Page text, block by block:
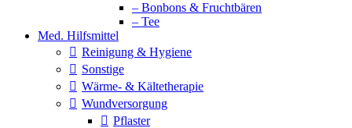
– Bonbons & Fruchtbären
– Tee
Med. Hilfsmittel
Reinigung & Hygiene
Sonstige
Wärme- & Kältetherapie
Wundversorgung
Pflaster